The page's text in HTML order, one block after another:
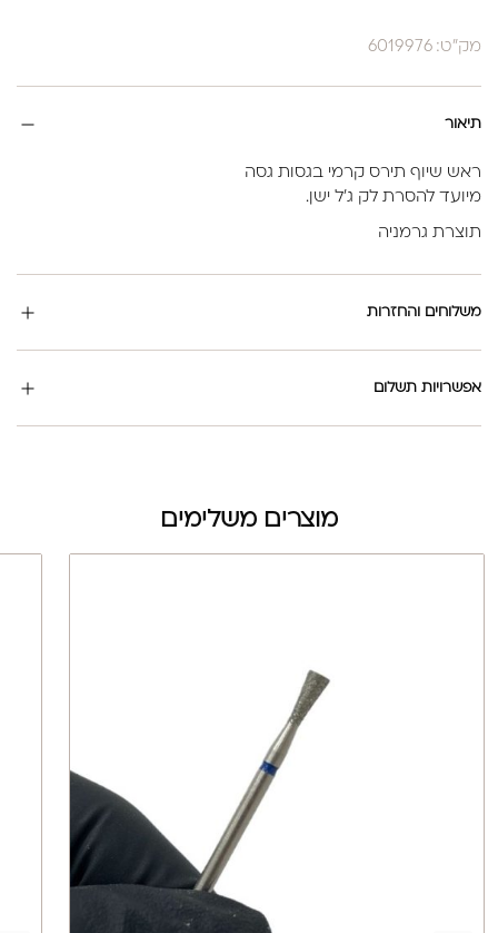
מק"ט: 6019976
תיאור
ראש שיוף תירס קרמי בגסות גסה
מיועד להסרת לק ג'ל ישן.
תוצרת גרמניה
משלוחים והחזרות
אפשרויות תשלום
מוצרים משלימים